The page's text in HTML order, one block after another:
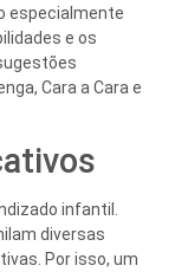
especialmente
e os
Cara a Cara e
infantil.
diversas
Por isso, um